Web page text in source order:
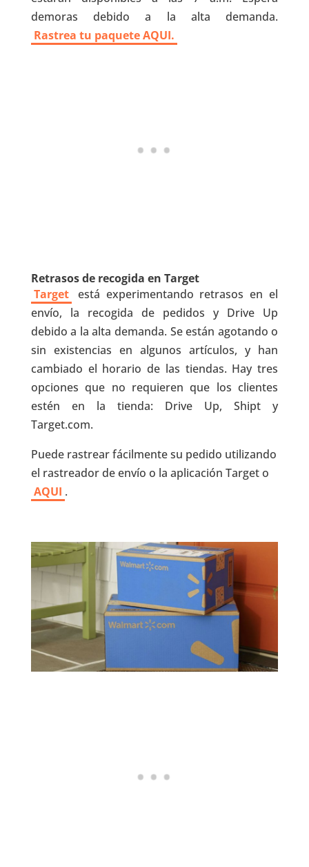
demoras debido a la alta demanda.
Rastrea tu paquete AQUI.
Retrasos de recogida en Target
Target
está experimentando retrasos en el
envío, la recogida de pedidos y Drive Up
debido a la alta demanda. Se están agotando o
sin existencias en algunos artículos, y han
cambiado el horario de las tiendas. Hay tres
opciones que no requieren que los clientes
estén en la tienda: Drive Up, Shipt y
Target.com.
Puede rastrear fácilmente su pedido utilizando
el rastreador de envío o la aplicación Target o
AQUI .